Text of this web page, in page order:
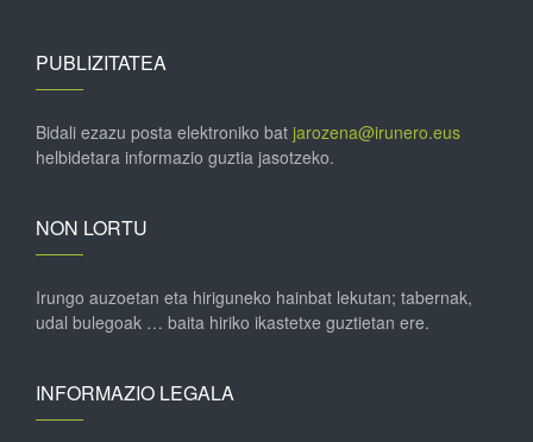
PUBLIZITATEA
Bidali ezazu posta elektroniko bat jarozena@irunero.eus
helbidetara informazio guztia jasotzeko.
NON LORTU
Irungo auzoetan eta hiriguneko hainbat lekutan; tabernak,
udal bulegoak … baita hiriko ikastetxe guztietan ere.
INFORMAZIO LEGALA